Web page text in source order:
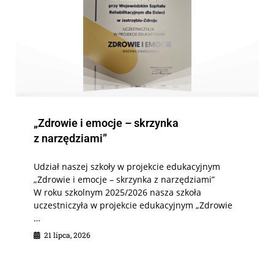
„Zdrowie i emocje – skrzynka
z narzędziami”
Udział naszej szkoły w projekcie edukacyjnym
„Zdrowie i emocje – skrzynka z narzędziami”
W roku szkolnym 2025/2026 nasza szkoła
uczestniczyła w projekcie edukacyjnym „Zdrowie
…
21 lipca, 2026